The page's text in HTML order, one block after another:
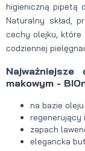
higieniczną pipetą
Naturalny skład,
cechy olejku, które
codziennej
makowym -
na bazie
regenerujący
zapach
elegancka